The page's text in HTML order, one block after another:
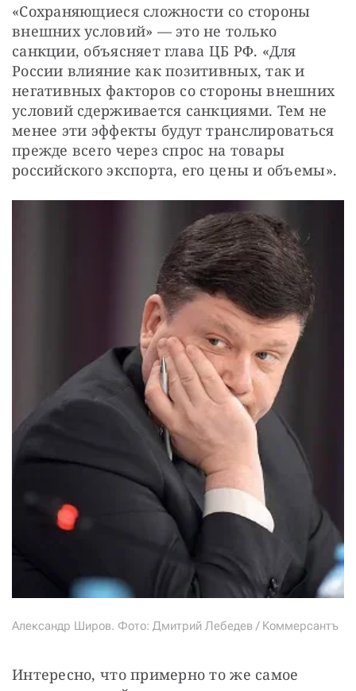
«Сохраняющиеся сложности со стороны
внешних условий» — это не только
санкции, объясняет глава ЦБ РФ. «Для
России влияние как позитивных, так и
негативных факторов со стороны внешних
условий сдерживается санкциями. Тем не
менее эти эффекты будут транслироваться
прежде всего через спрос на товары
российского экспорта, его цены и объемы».
Александр Широв. Фото: Дмитрий Лебедев / Коммерсантъ
Интересно, что примерно то же самое